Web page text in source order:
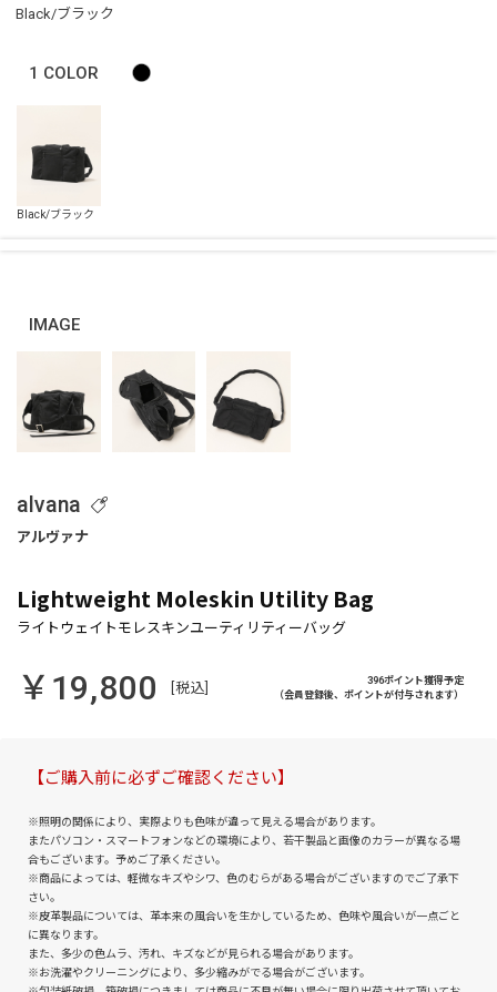
Black/ブラック
1 COLOR
IMAGE
alvana
Lightweight Moleskin Utility Bag
￥19,800 [税込]
396ポイント獲得予定
（会員登録後、ポイントが付与されます）
【ご購入前に必ずご確認ください】
※照明の関係により、実際よりも色味が違って見える場合があります。
またパソコン・スマートフォンなどの環境により、若干製品と画像のカラーが異なる場
合もございます。予めご了承ください。
※商品によっては、軽微なキズやシワ、色のむらがある場合がございますのでご了承下
さい。
※皮革製品については、革本来の風合いを生かしているため、色味や風合いが一点ごと
に異なります。
また、多少の色ムラ、汚れ、キズなどが見られる場合があります。
※お洗濯やクリーニングにより、多少縮みがでる場合がございます。